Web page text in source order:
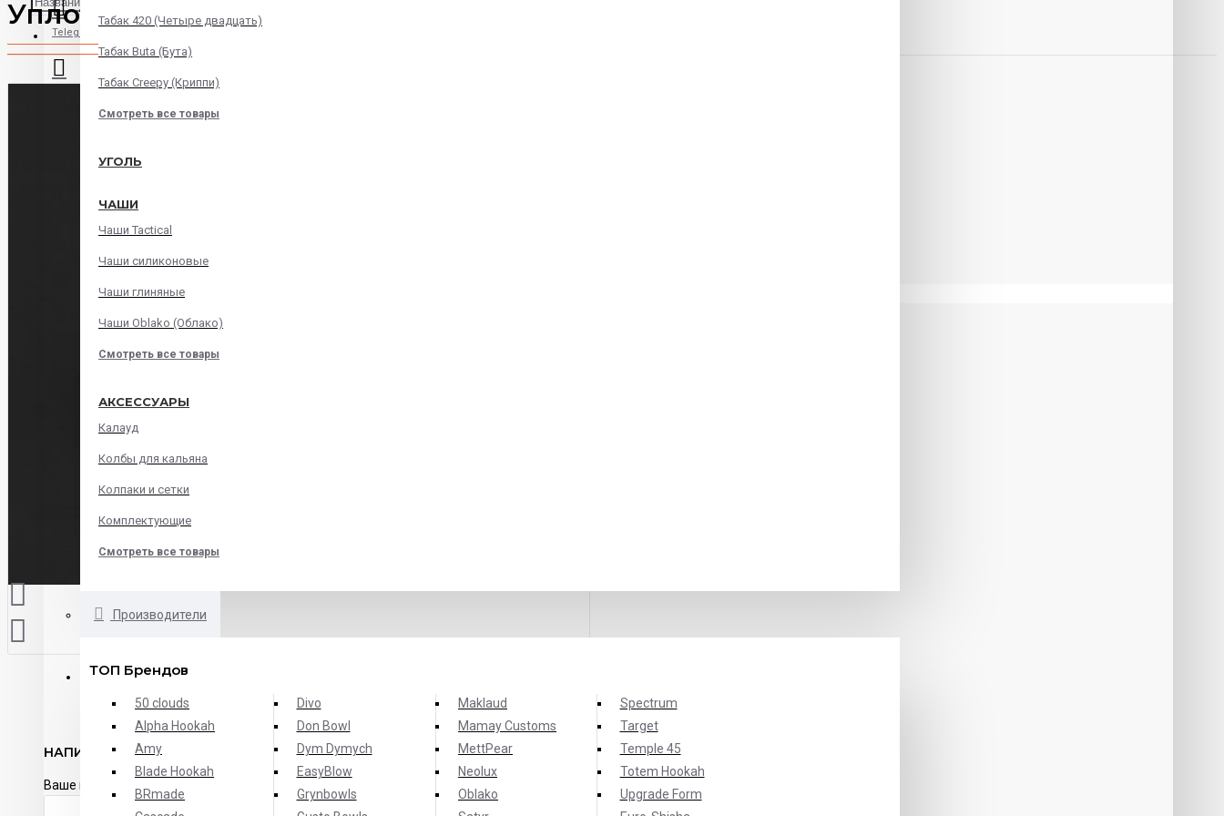
Telegram
Instagram
В корзине пусто!
Табак 420 (Четыре двадцать)
Табак Buta (Бута)
Табак Creepy (Криппи)
Смотреть все товары
УГОЛЬ
ЧАШИ
Чаши Tactical
Чаши силиконовые
Чаши глиняные
Чаши Oblako (Облако)
Смотреть все товары
АКСЕССУАРЫ
Калауд
Колбы для кальяна
Колпаки и сетки
Комплектующие
Смотреть все товары
Производители
ТОП Брендов
50 clouds
Alpha Hookah
Amy
Blade Hookah
BRmade
Divo
Don Bowl
Dym Dymych
EasyBlow
Grynbowls
Maklaud
Mamay Customs
MettPear
Neolux
Oblako
Spectrum
Target
Temple 45
Totem Hookah
Upgrade Form
Уплотнитель для колбы без юбки черный
ОТЗЫВЫ
НАПИСАТЬ ОТЗЫВ
Ваше имя: